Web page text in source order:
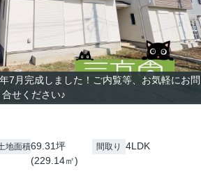
7月完成しました！ご内覧等、お気軽にお問
合せください♪
地面積69.31坪
(229.14㎡)
間取り 4LDK